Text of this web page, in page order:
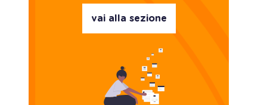
vai alla sezione